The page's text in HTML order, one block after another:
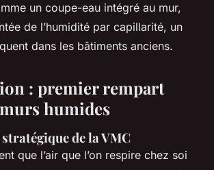
un coupe-eau intégré au mur,
de l’humidité par capillarité, un
dans les bâtiments anciens.
: premier rempart
humides
de la VMC
que l’air que l’on respire chez soi